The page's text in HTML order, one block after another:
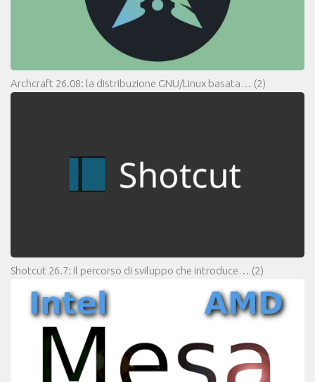
Archcraft 26.08: la distribuzione GNU/Linux basata… (2)
Shotcut 26.7: il percorso di sviluppo che introduce… (2)